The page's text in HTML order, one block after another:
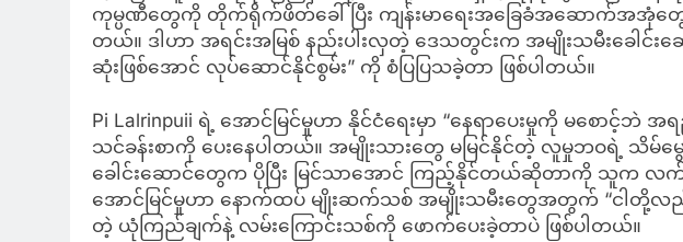
ကုမ္ပဏီတွေကို တိုက်ရိုက်ဖိတ်ခေါ်ပြီး ကျန်းမာရေးအခြေခံအဆောက်အအုံတွေမှ
တယ်။ ဒါဟာ အရင်းအမြစ် နည်းပါးလှတဲ့ ဒေသတွင်းက အမျိုးသမီးခေါင်
ဆုံးဖြစ်အောင် လုပ်ဆောင်နိုင်စွမ်း” ကို စံပြပြသခဲ့တာ ဖြစ်ပါတယ်။
Pi Lalrinpuii ရဲ့ အောင်မြင်မှုဟာ နိုင်ငံရေးမှာ “နေရာပေးမှုကို မစောင့်ဘဲ
သင်ခန်းစာကို ပေးနေပါတယ်။ အမျိုးသားတွေ မမြင်နိုင်တဲ့ လူမှုဘဝရဲ့ သိ
ခေါင်းဆောင်တွေက ပိုပြီး မြင်သာအောင် ကြည့်နိုင်တယ်ဆိုတာကို သူက
အောင်မြင်မှုဟာ နောက်ထပ် မျိုးဆက်သစ် အမျိုးသမီးတွေအတွက် “ငါတို့
တဲ့ ယုံကြည်ချက်နဲ့ လမ်းကြောင်းသစ်ကို ဖောက်ပေးခဲ့တာပဲ ဖြစ်ပါတယ်။